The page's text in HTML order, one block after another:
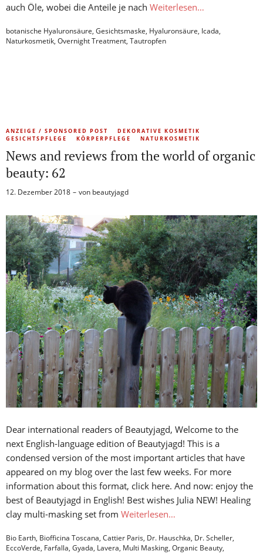
auch Öle, wobei die Anteile je nach Weiterlesen…
botanische Hyaluronsäure, Gesichtsmaske, Hyaluronsäure, Icada,
Naturkosmetik, Overnight Treatment, Tautropfen
ANZEIGE / SPONSORED POST
DEKORATIVE KOSMETIK
GESICHTSPFLEGE
KÖRPERPFLEGE NATURKOSMETIK
News and reviews from the world of organic
beauty: 62
12. Dezember 2018 von beautyjagd
Dear international readers of Beautyjagd, Welcome to the
next English-language edition of Beautyjagd! This is a
condensed version of the most important articles that have
appeared on my blog over the last few weeks. For more
information about this format, click here. And now: enjoy the
best of Beautyjagd in English! Best wishes Julia NEW! Healing
clay multi-masking set from Weiterlesen…
Bio Earth, Biofficina Toscana, Cattier Paris, Dr. Hauschka, Dr. Scheller,
EccoVerde, Farfalla, Gyada, Lavera, Multi Masking, Organic Beauty,